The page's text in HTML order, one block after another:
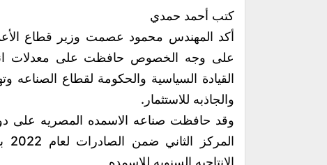
كتب أحمد حمدي
أكد المهندس محمود عصمت وزير قطاع
على وجه الخصوص حافظت على معدلات
القيادة السياسية والحكومة لقطاع الصناعه
والجاذبه للاستثمار.
وقد حافظت صناعه الاسمده المصريه على
الانتاجيه السنويه للاسمده